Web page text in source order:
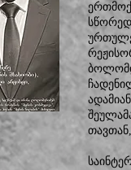
სწორედ